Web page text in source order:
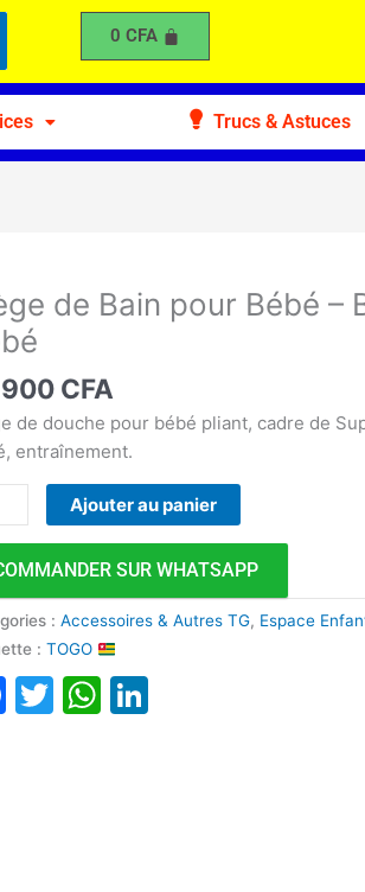
0 CFA
Trucs & Astuces
de Bain pour Bébé –
CFA
de douche pour bébé pliant, cadre de
entraînement.
Ajouter au panier
SUR WHATSAPP
:Accessoires & Autres TG, Espace
:TOGO
Facebook
TwitterWhatsApp
Bébé
-
Baignoire